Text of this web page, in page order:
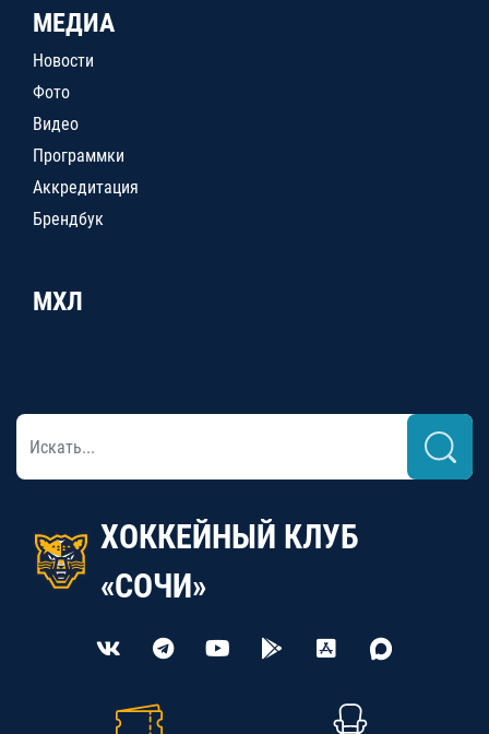
МЕДИА
Новости
Фото
Видео
Программки
Аккредитация
Брендбук
МХЛ
ХОККЕЙНЫЙ КЛУБ
«СОЧИ»